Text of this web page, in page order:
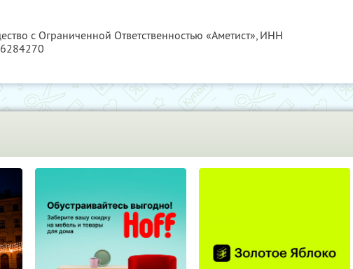
с Ограниченной Ответственностью «Аметист», ИНН